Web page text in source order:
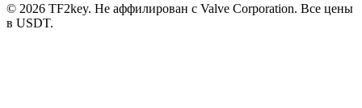
© 2026 TF2key. Не аффилирован с Valve Corporation. Все цены
в USDT.